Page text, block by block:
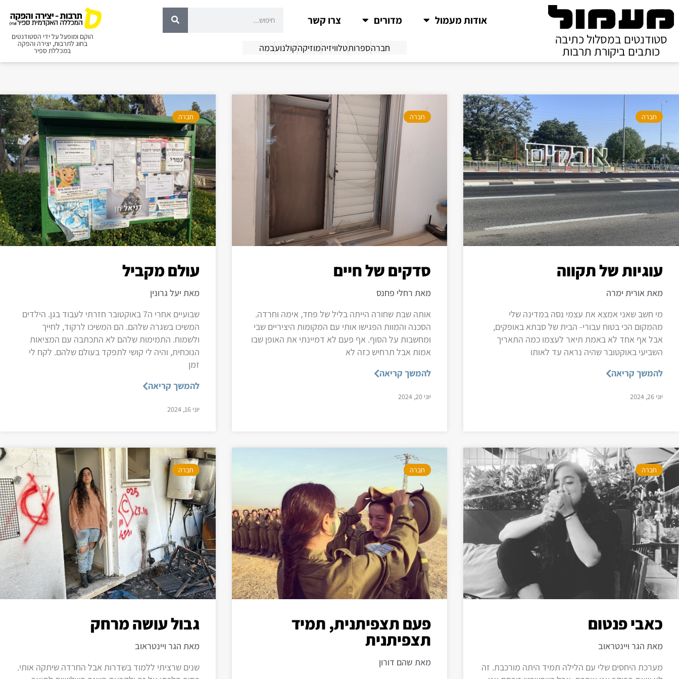
סטודנטים במסלול כתיבה
כותבים ביקורת תרבות
אודות מעמול מדורים צרו קשר
חברהספרותטלוויזיהמוזיקהקולנועבמה
הוקם ומופעל על ידי הסטודנטים
בחוג לתרבות, יצירה והפקה
במכללת ספיר
חברה
עוגיות של תקווה
מאת אורית ימרה
מי חשב שאני אמצא את עצמי נסה במדינה שלי
מהמקום הכי בטוח עבורי- הבית של סבתא באופקים,
אבל אף אחד לא באמת תיאר לעצמו כמה התאריך
השביעי באוקטובר שהיה נראה עד לאותו
להמשך קריאה
יוני 26, 2024
חברה
סדקים של חיים
מאת רחלי פחנס
אותה שבת שחורה הייתה בליל של פחד, אימה וחרדה.
הסכנה והמוות הפגישו אותי עם המקומות היציריים שבי
ומחשבות על הסוף. אף פעם לא דמיינתי את האופן שבו
אמות אבל תרחיש כזה לא
להמשך קריאה
יוני 20, 2024
חברה
עולם מקביל
מאת יעל גרונין
שבועיים אחרי ה7 באוקטובר חזרתי לעבוד בגן. הילדים
המשיכו בשגרה שלהם. הם המשיכו לרקוד, לחייך
ולשמוח. התמימות שלהם לא התכתבה עם המציאות
הנוכחית, והיה לי קושי לתפקד בעולם שלהם. לקח לי
זמן
להמשך קריאה
יוני 16, 2024
חברה
כאבי פנטום
מאת הגר ויינטראוב
מערכת היחסים שלי עם הלילה תמיד היתה מורכבת. זה
חברה
פעם תצפיתנית, תמיד
תצפיתנית
מאת שהם דורון
חברה
גבול עושה מרחק
מאת הגר ויינטראוב
שנים שרציתי ללמוד בשדרות אבל החרדה שיתקה אותי.